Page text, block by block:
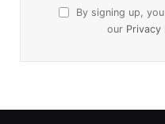
By signing up,
our Privacy